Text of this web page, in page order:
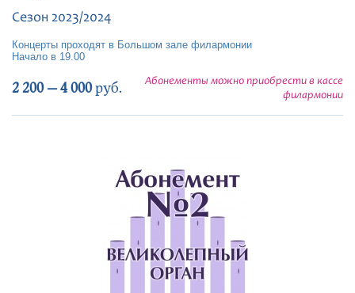
Сезон 2023/2024
Концерты проходят в Большом зале филармонии
Начало в 19.00
2 200 — 4 000руб.
Абонементы можно приобрести в кассе
филармонии